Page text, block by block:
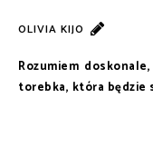
OLIVIA KIJO
Rozumiem
torebka, która będzie